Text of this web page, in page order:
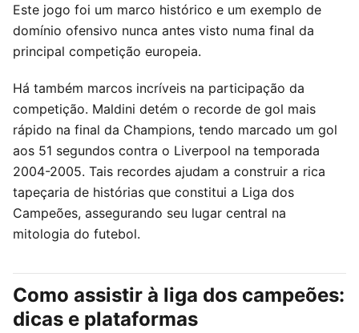
Este jogo foi um marco histórico e um exemplo de
domínio ofensivo nunca antes visto numa final da
principal competição europeia.
Há também marcos incríveis na participação da
competição. Maldini detém o recorde de gol mais
rápido na final da Champions, tendo marcado um gol
aos 51 segundos contra o Liverpool na temporada
2004-2005. Tais recordes ajudam a construir a rica
tapeçaria de histórias que constitui a Liga dos
Campeões, assegurando seu lugar central na
mitologia do futebol.
Como assistir à liga dos campeões:
dicas e plataformas